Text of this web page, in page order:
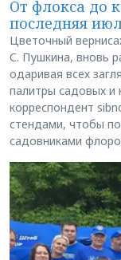
От флокса до
последняя
Цветочный
С. Пушкина, вновь
одаривая всех
палитры садовых и
корреспондент
стендами, чтобы
садовниками